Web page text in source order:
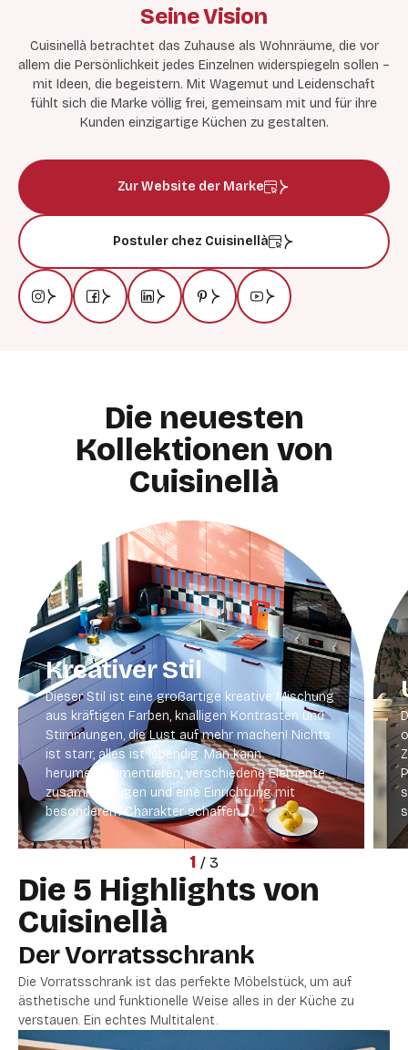
Seine Vision
Cuisinellà betrachtet das Zuhause als Wohnräume, die vor
allem die Persönlichkeit jedes Einzelnen widerspiegeln sollen –
mit Ideen, die begeistern. Mit Wagemut und Leidenschaft
fühlt sich die Marke völlig frei, gemeinsam mit und für ihre
Kunden einzigartige Küchen zu gestalten.
Zur Website der Marke
Postuler chez Cuisinellà
Die neuesten
Kollektionen von
Cuisinellà
1 / 3
Kreativer Stil
Dieser Stil ist eine großartige kreative Mischung
aus kräftigen Farben, knalligen Kontrasten und
Stimmungen, die Lust auf mehr machen! Nichts
ist starr, alles ist lebendig. Man kann
herumexperimentieren, verschiedene Elemente
zusammenfügen und eine Einrichtung mit
besonderem Charakter schaffen.
Die 5 Highlights von
Cuisinellà
Der Vorratsschrank
Die Vorratsschrank ist das perfekte Möbelstück, um auf
ästhetische und funktionelle Weise alles in der Küche zu
verstauen. Ein echtes Multitalent.